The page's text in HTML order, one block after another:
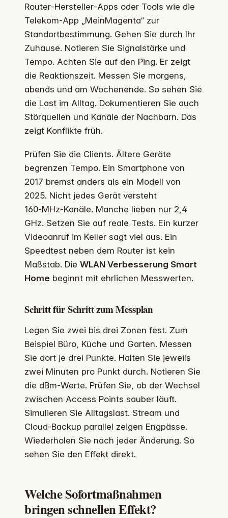
Router‑Hersteller‑Apps oder Tools wie die
Telekom‑App „MeinMagenta“ zur
Standortbestimmung. Gehen Sie durch Ihr
Zuhause. Notieren Sie Signalstärke und
Tempo. Achten Sie auf den Ping. Er zeigt
die Reaktionszeit. Messen Sie morgens,
abends und am Wochenende. So sehen Sie
die Last im Alltag. Dokumentieren Sie auch
Störquellen und Kanäle der Nachbarn. Das
zeigt Konflikte früh.
Prüfen Sie die Clients. Ältere Geräte
begrenzen Tempo. Ein Smartphone von
2017 bremst anders als ein Modell von
2025. Nicht jedes Gerät versteht
160‑MHz‑Kanäle. Manche lieben nur 2,4
GHz. Setzen Sie auf reale Tests. Ein kurzer
Videoanruf im Keller sagt viel aus. Ein
Speedtest neben dem Router ist kein
Maßstab. Die WLAN Verbesserung Smart
Home beginnt mit ehrlichen Messwerten.
Schritt für Schritt zum Messplan
Legen Sie zwei bis drei Zonen fest. Zum
Beispiel Büro, Küche und Garten. Messen
Sie dort je drei Punkte. Halten Sie jeweils
zwei Minuten pro Punkt durch. Notieren Sie
die dBm‑Werte. Prüfen Sie, ob der Wechsel
zwischen Access Points sauber läuft.
Simulieren Sie Alltagslast. Stream und
Cloud‑Backup parallel zeigen Engpässe.
Wiederholen Sie nach jeder Änderung. So
sehen Sie den Effekt direkt.
Welche Sofortmaßnahmen
bringen schnellen Effekt?